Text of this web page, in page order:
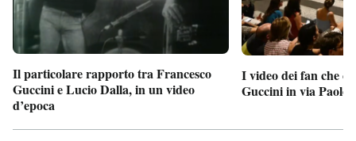
Il particolare rapporto tra Francesco
Guccini e Lucio Dalla, in un video
d’epoca
I video dei fan che
Guccini in via Paolo